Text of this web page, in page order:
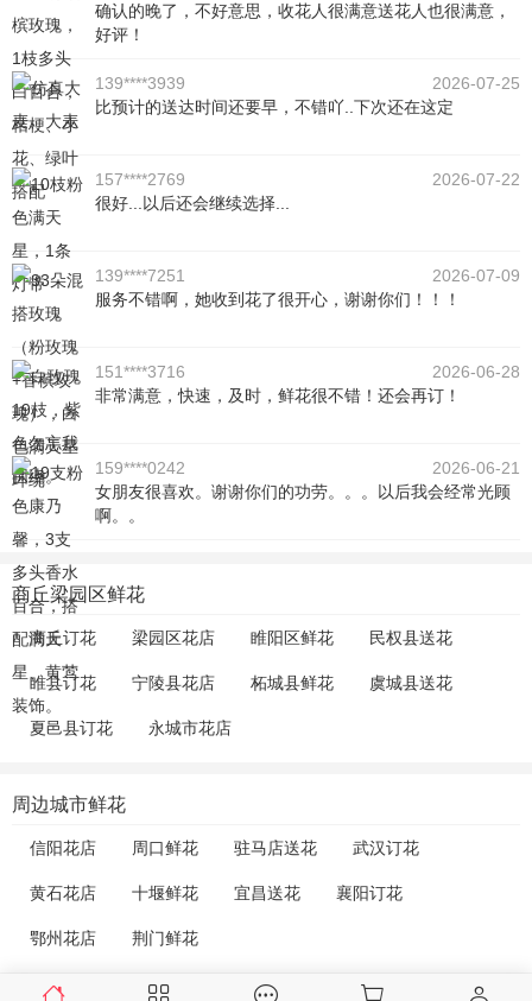
确认的晚了，不好意思，收花人很满意送花人也很满意，
好评！
139****3939
2026-07-25
比预计的送达时间还要早，不错吖..下次还在这定
157****2769
2026-07-22
很好...以后还会继续选择...
139****7251
2026-07-09
服务不错啊，她收到花了很开心，谢谢你们！！！
151****3716
2026-06-28
非常满意，快速，及时，鲜花很不错！还会再订！
159****0242
2026-06-21
女朋友很喜欢。谢谢你们的功劳。。。以后我会经常光顾
啊。。
商丘梁园区鲜花
商丘订花 梁园区花店 睢阳区鲜花 民权县送花
睢县订花 宁陵县花店 柘城县鲜花 虞城县送花
夏邑县订花 永城市花店
周边城市鲜花
信阳花店 周口鲜花 驻马店送花 武汉订花
黄石花店 十堰鲜花 宜昌送花 襄阳订花
鄂州花店 荆门鲜花